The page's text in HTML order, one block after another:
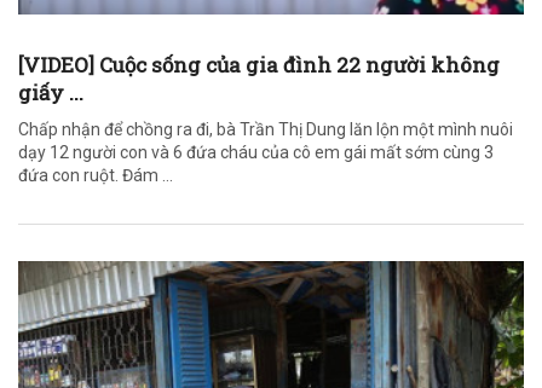
[VIDEO] Cuộc sống của gia đình 22 người không
giấy ...
Chấp nhận để chồng ra đi, bà Trần Thị Dung lăn lộn một mình nuôi
dạy 12 người con và 6 đứa cháu của cô em gái mất sớm cùng 3
đứa con ruột. Đám ...